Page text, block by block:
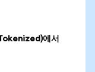
에서